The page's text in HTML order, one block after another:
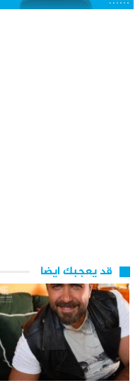
قد يعجبك ايضا